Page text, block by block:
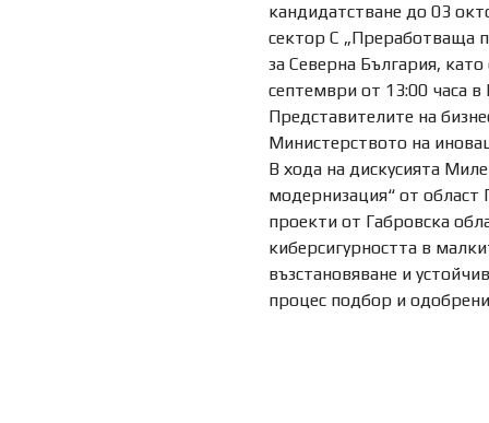
кандидатстване до 03
сектор С „Преработваща
за Северна България,
септември от 13:00 часа
Представителите на
Министерството на
В хода на дискусията
модернизация“ от област
проекти от Габровска
киберсигурността в
възстановяване и
процес подбор и